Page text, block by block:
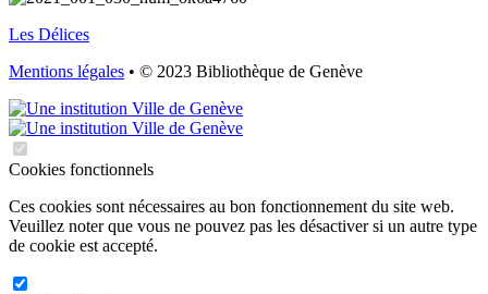
Les Délices
Mentions légales • © 2023 Bibliothèque de Genève
Cookies fonctionnels
Ces cookies sont nécessaires au bon fonctionnement du site web.
Veuillez noter que vous ne pouvez pas les désactiver si un autre type
de cookie est accepté.